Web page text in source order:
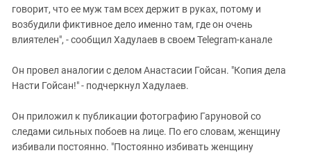
говорит, что ее муж там всех держит в руках, потому и
возбудили фиктивное дело именно там, где он очень
влиятелен", - сообщил Хадулаев в своем Telegram-канале
Он провел аналогии с делом Анастасии Гойсан. "Копия дела
Насти Гойсан!" - подчеркнул Хадулаев.
Он приложил к публикации фотографию Гаруновой со
следами сильных побоев на лице. По его словам, женщину
избивали постоянно. "Постоянно избивать женщину